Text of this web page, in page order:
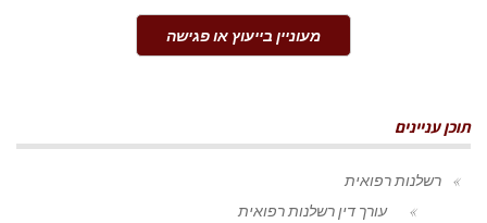
מעוניין בייעוץ או פגישה
תוכן עניינים
רשלנות רפואית
עורך דין רשלנות רפואית